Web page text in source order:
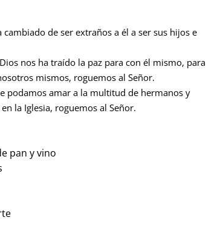
de ser extraños a él a ser sus hijos e
nos ha traído la paz para con él mismo, para
mismos, roguemos al Señor.
podamos amar a la multitud de hermanos y
la Iglesia, roguemos al Señor.
pan y vino